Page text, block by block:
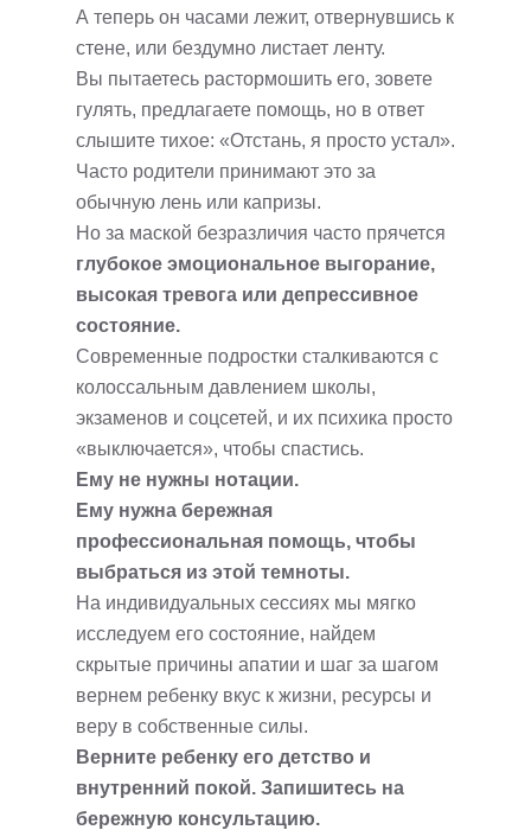
А теперь он часами лежит, отвернувшись к
стене, или бездумно листает ленту.
Вы пытаетесь растормошить его, зовете
гулять, предлагаете помощь, но в ответ
слышите тихое: «Отстань, я просто устал».
Часто родители принимают это за
обычную лень или капризы.
Но за маской безразличия часто прячется
глубокое эмоциональное выгорание,
высокая тревога или депрессивное
состояние.
Современные подростки сталкиваются с
колоссальным давлением школы,
экзаменов и соцсетей, и их психика просто
«выключается», чтобы спастись.
Ему не нужны нотации.
Ему нужна бережная
профессиональная помощь, чтобы
выбраться из этой темноты.
На индивидуальных сессиях мы мягко
исследуем его состояние, найдем
скрытые причины апатии и шаг за шагом
вернем ребенку вкус к жизни, ресурсы и
веру в собственные силы.
Верните ребенку его детство и
внутренний покой. Запишитесь на
бережную консультацию.